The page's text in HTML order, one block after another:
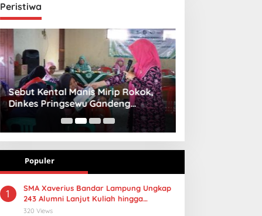
Peristiwa
Sebut Kental Manis Mirip Rokok,
Dinkes Pringsewu Gandeng
Aisyiyah Desak Regulasi Gizi Anak
Populer
1
SMA Xaverius Bandar Lampung Ungkap
243 Alumni Lanjut Kuliah hingga
Mancanegara
320 Views